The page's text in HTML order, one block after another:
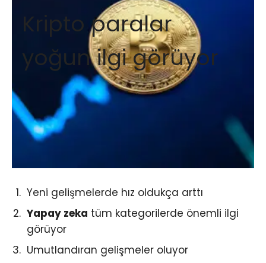
Kripto paralar
yoğun ilgi görüyor
Yeni gelişmelerde hız oldukça arttı
Yapay zeka tüm kategorilerde önemli ilgi
görüyor
Umutlandıran gelişmeler oluyor